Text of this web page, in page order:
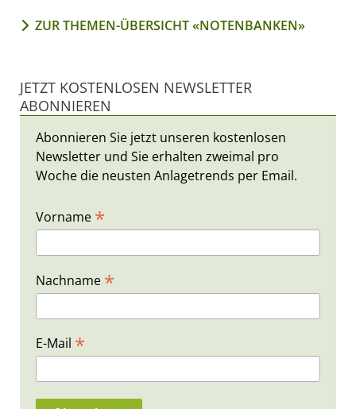
ZUR THEMEN-ÜBERSICHT «NOTENBANKEN»
JETZT KOSTENLOSEN NEWSLETTER
ABONNIEREN
Abonnieren Sie jetzt unseren kostenlosen
Newsletter und Sie erhalten zweimal pro
Woche die neusten Anlagetrends per Email.
Vorname *
Nachname *
E-Mail *